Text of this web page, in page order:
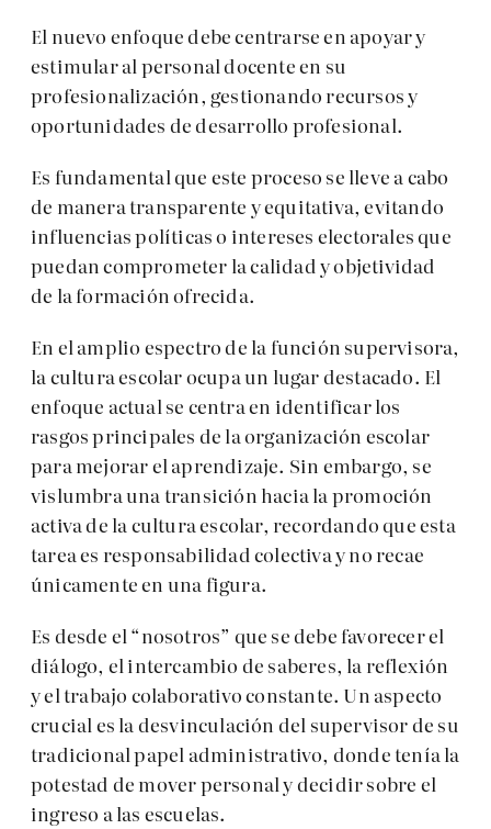
El nuevo enfoque debe centrarse en apoyar y
estimular al personal docente en su
profesionalización, gestionando recursos y
oportunidades de desarrollo profesional.
Es fundamental que este proceso se lleve a cabo
de manera transparente y equitativa, evitando
influencias políticas o intereses electorales que
puedan comprometer la calidad y objetividad
de la formación ofrecida.
En el amplio espectro de la función supervisora,
la cultura escolar ocupa un lugar destacado. El
enfoque actual se centra en identificar los
rasgos principales de la organización escolar
para mejorar el aprendizaje. Sin embargo, se
vislumbra una transición hacia la promoción
activa de la cultura escolar, recordando que esta
tarea es responsabilidad colectiva y no recae
únicamente en una figura.
Es desde el “nosotros” que se debe favorecer el
diálogo, el intercambio de saberes, la reflexión
y el trabajo colaborativo constante. Un aspecto
crucial es la desvinculación del supervisor de su
tradicional papel administrativo, donde tenía la
potestad de mover personal y decidir sobre el
ingreso a las escuelas.